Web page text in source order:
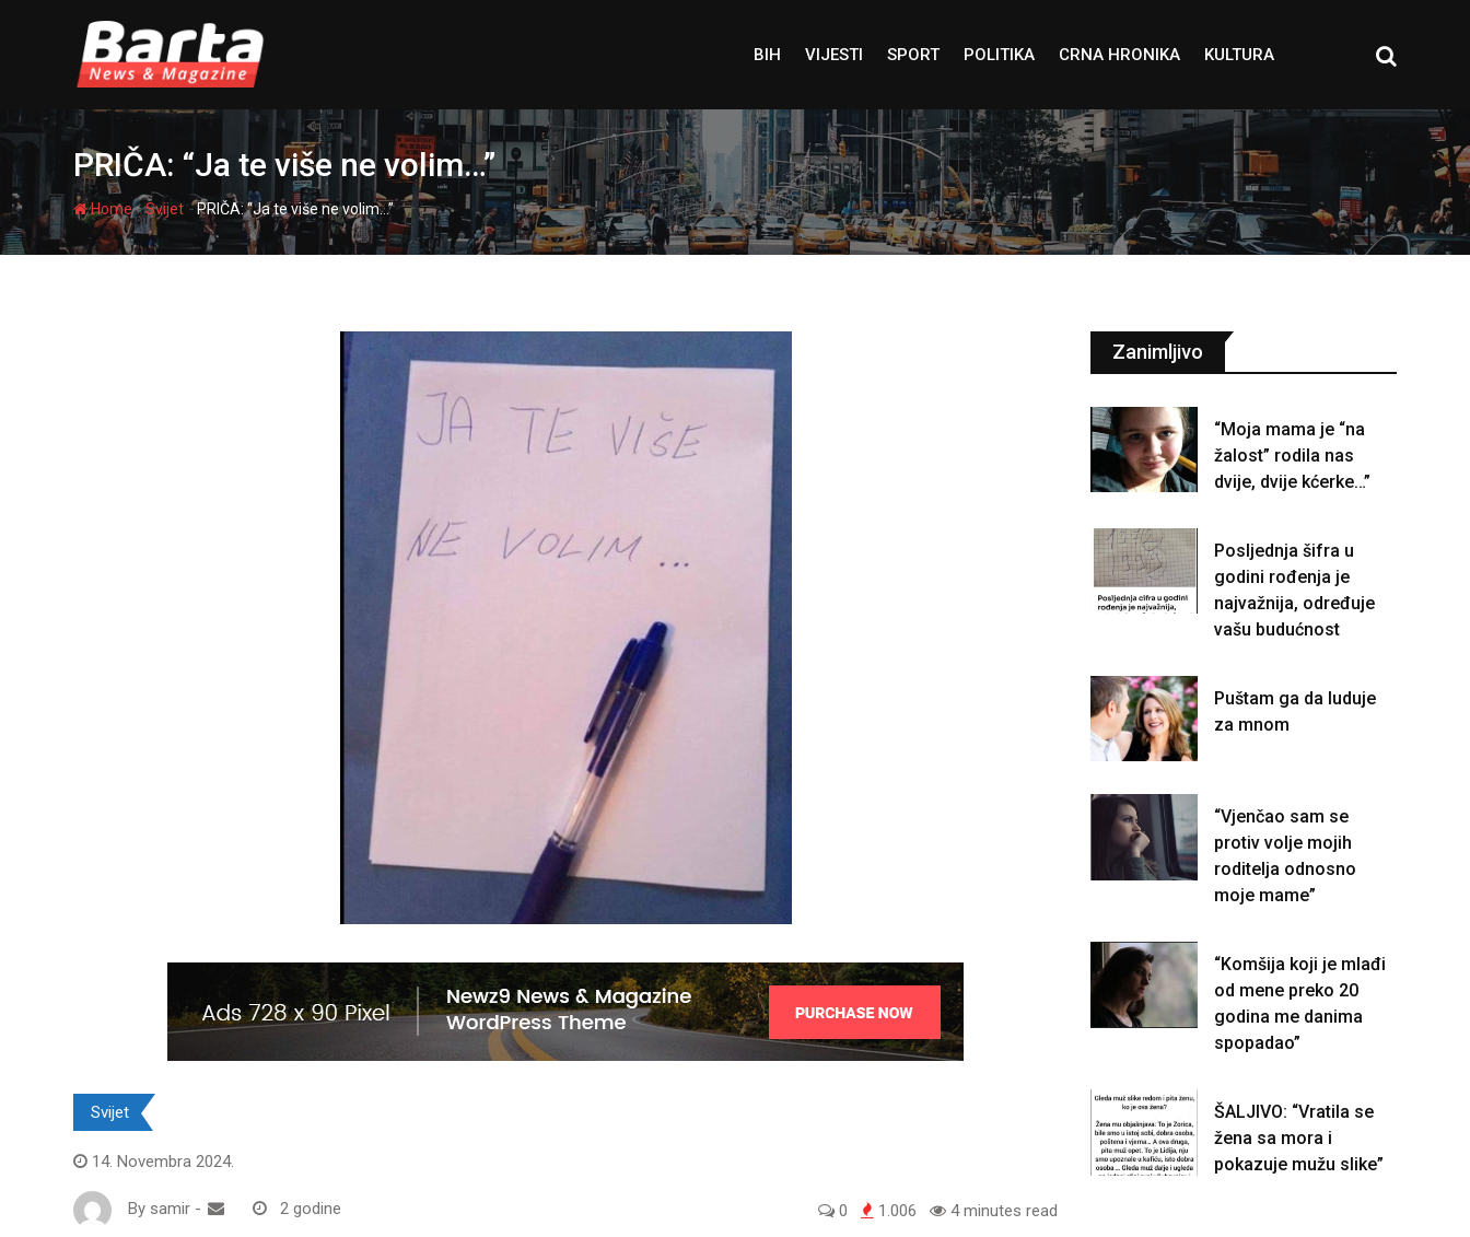
BIH VIJESTI SPORT POLITIKA CRNA HRONIKA KULTURA
PRIČA: “Ja te više ne volim…”
Home-Svijet -PRIČA: “Ja te više ne volim…”
Svijet
14. Novembra 2024.
By samir - 2 godine 0 1.006 4 minutes read
Zanimljivo
“Moja mama je “na
žalost” rodila nas
dvije, dvije kćerke…”
Posljednja šifra u
godini rođenja je
najvažnija, određuje
vašu budućnost
Puštam ga da luduje
za mnom
“Vjenčao sam se
protiv volje mojih
roditelja odnosno
moje mame”
“Komšija koji je mlađi
od mene preko 20
godina me danima
spopadao”
ŠALJIVO: “Vratila se
žena sa mora i
pokazuje mužu slike”